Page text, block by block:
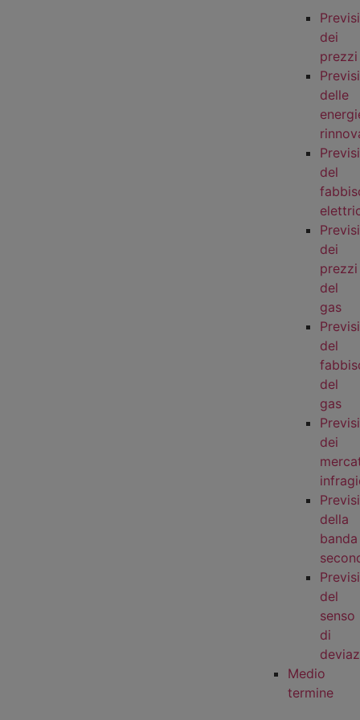
dei
prezzi
delle
del
dei
prezzi
del
gas
del
del
gas
dei
della
banda
del
senso
di
Medio
termine